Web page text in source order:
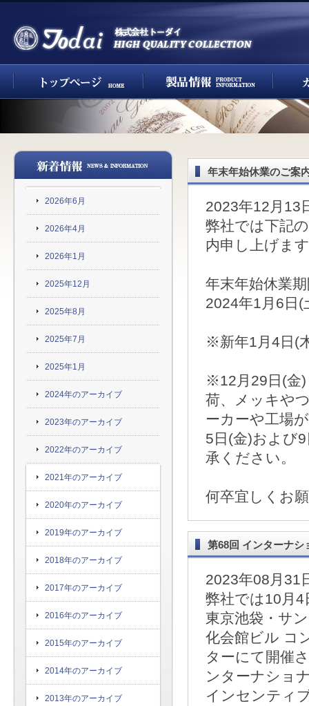
年末年始休業のご案
2023年12月13
弊社では下記
内申し上げま
年末年始休業
2024年1月6日(
※新年1月4日(
※12月29日(金)
荷、メッキや
ーカーや工場
5日(金)および
承ください。
何卒宜しくお
第68回 インターナシ
2023年08月31
弊社では10月4
東京池袋・サ
化会館ビル コ
ターにて開催
ンターナショ
インセンティ
2026年6月
2026年4月
2026年1月
2025年12月
2025年8月
2025年7月
2025年1月
2024年のアーカイブ
2023年のアーカイブ
2022年のアーカイブ
2021年のアーカイブ
2020年のアーカイブ
2019年のアーカイブ
2018年のアーカイブ
2017年のアーカイブ
2016年のアーカイブ
2015年のアーカイブ
2014年のアーカイブ
2013年のアーカイブ